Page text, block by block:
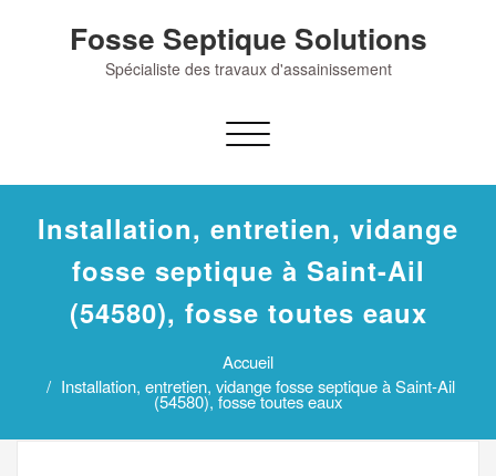
Fosse Septique Solutions
Spécialiste des travaux d'assainissement
Afficher/masquer
navigation
Installation, entretien, vidange
fosse septique à Saint-Ail
(54580), fosse toutes eaux
Accueil
Installation, entretien, vidange fosse septique à Saint-Ail
(54580), fosse toutes eaux